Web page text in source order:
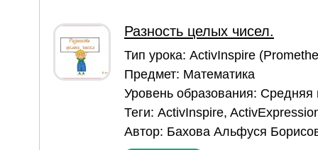
Разность целых чисел.
Тип урока: ActivInspire
Предмет: Математика
Уровень образования: Средняя
Теги: ActivInspire,
Автор: Бахова Альфуся